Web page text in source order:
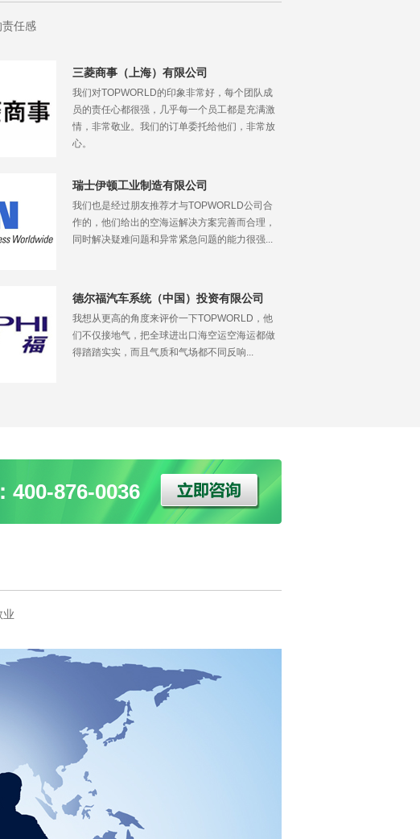
任感
三菱商事（上海）有限公司
我们对TOPWORLD的印象非常好，每个团队成
员的责任心都很强，几乎每一个员工都是充满激
情，非常敬业。我们的订单委托给他们，非常放
心。
瑞士伊顿工业制造有限公司
我们也是经过朋友推荐才与TOPWORLD公司合
作的，他们给出的空海运解决方案完善而合理，
同时解决疑难问题和异常紧急问题的能力很强...
德尔福汽车系统（中国）投资有限公司
我想从更高的角度来评价一下TOPWORLD，他
们不仅接地气，把全球进出口海空运空海运都做
得踏踏实实，而且气质和气场都不同反响...
400-876-0036
业